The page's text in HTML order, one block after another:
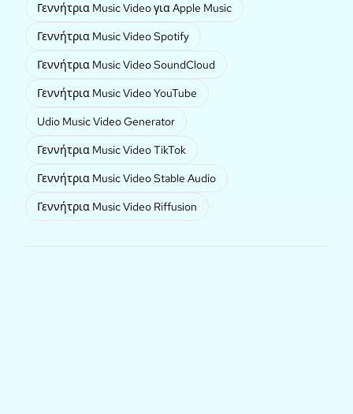
Γεννήτρια Music Video για Apple Music
Γεννήτρια Music Video Spotify
Γεννήτρια Music Video SoundCloud
Γεννήτρια Music Video YouTube
Udio Music Video Generator
Γεννήτρια Music Video TikTok
Γεννήτρια Music Video Stable Audio
Γεννήτρια Music Video Riffusion